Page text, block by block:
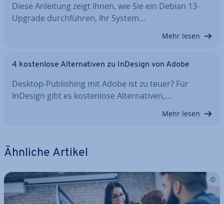
Diese Anleitung zeigt Ihnen, wie Sie ein Debian 13-
Upgrade durch­füh­ren, Ihr System…
Mehr lesen
4 kos­ten­lo­se Al­ter­na­ti­ven zu InDesign von Adobe
Desktop-Pu­bli­shing mit Adobe ist zu teuer? Für
InDesign gibt es kos­ten­lo­se Al­ter­na­ti­ven,…
Mehr lesen
Ähnliche Artikel